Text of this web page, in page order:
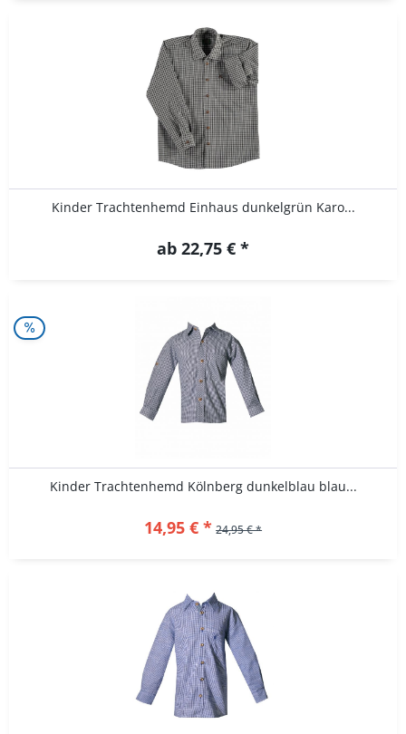
Kinder Trachtenhemd Einhaus dunkelgrün Karo...
ab 22,75 € *
Kinder Trachtenhemd Kölnberg dunkelblau blau...
14,95 € * 24,95 € *